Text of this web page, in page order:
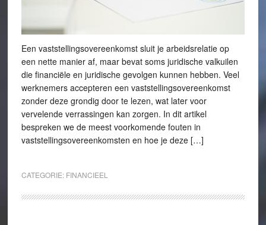
Een vaststellingsovereenkomst sluit je arbeidsrelatie op
een nette manier af, maar bevat soms juridische valkuilen
die financiële en juridische gevolgen kunnen hebben. Veel
werknemers accepteren een vaststellingsovereenkomst
zonder deze grondig door te lezen, wat later voor
vervelende verrassingen kan zorgen. In dit artikel
bespreken we de meest voorkomende fouten in
vaststellingsovereenkomsten en hoe je deze […]
CATEGORIE: FINANCIEEL